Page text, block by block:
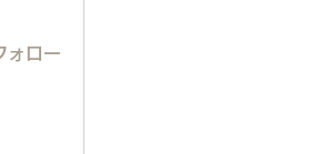
ォロー